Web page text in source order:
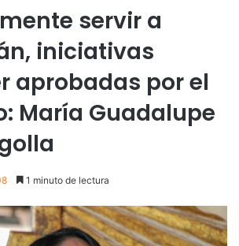
servir a
iniciativas
aprobadas por el
María Guadalupe
1 minuto de lectura